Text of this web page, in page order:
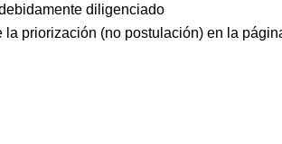
diligenciado
la priorización (no postulación) en la